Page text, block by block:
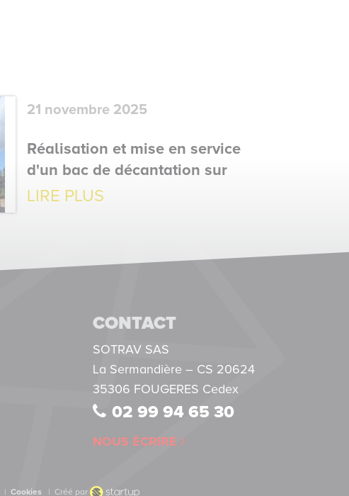
21 novembre 2025
Réalisation et mise en service
d'un bac de décantation sur
nos...
LIRE PLUS
CONTACT
SOTRAV SAS
La Sermandière – CS 20624
35306 FOUGERES Cedex
02 99 94 65 30
NOUS ÉCRIRE
| Cookies | Créé par